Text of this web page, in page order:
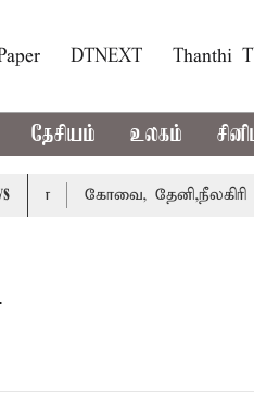
DTNEXT Thanthi
தேசியம் உலகம்
கோவை, தேனி,நீலகிரி